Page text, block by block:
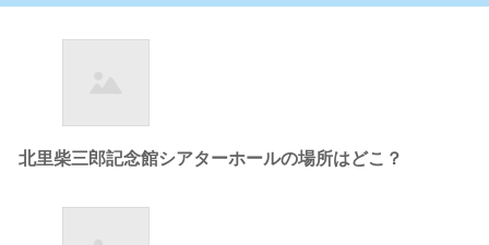
北里柴三郎記念館シアターホールの場所はどこ？